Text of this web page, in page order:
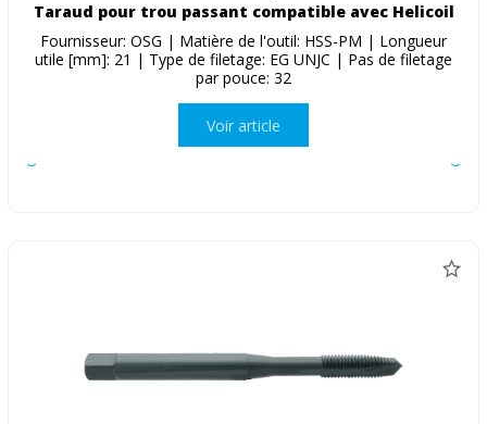
Taraud pour trou passant compatible avec Helicoil
Fournisseur: OSG | Matière de l'outil: HSS-PM | Longueur
utile [mm]: 21 | Type de filetage: EG UNJC | Pas de filetage
par pouce: 32
Voir article